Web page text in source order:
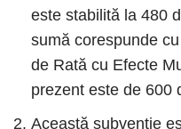
este stabilită la 480
sumă corespunde
de Rată cu Efecte
prezent este de 600
Această subvenție